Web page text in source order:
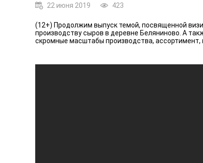
22 июня 2019 423
(12+) Продолжим выпуск темой, посвященной
производству сыров в деревне Беляниново. А
скромные масштабы производства, ассортимент,